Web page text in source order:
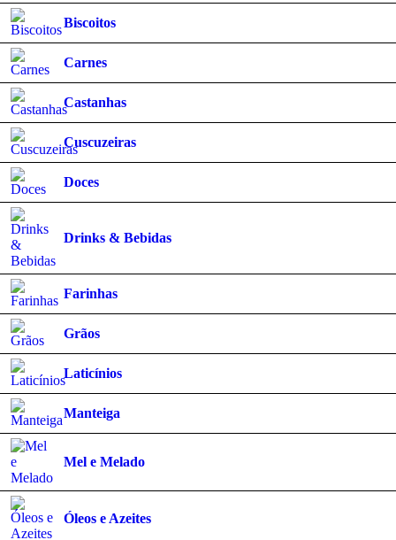
Biscoitos
Carnes
Castanhas
Cuscuzeiras
Doces
Drinks & Bebidas
Farinhas
Grãos
Laticínios
Manteiga
Mel e Melado
Óleos e Azeites